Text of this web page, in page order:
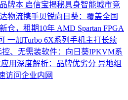
牌本 启信宝揭秘具身智能城市竞
物流携手贝锐向日葵：覆盖全国
仓，租期10年 AMD Spartan FPGA
一加Turbo 6X系列手机主打长续
控、无需装软件：向日葵IPKVM系
用深度解析：品牌优劣分 异地组
访问企业内网